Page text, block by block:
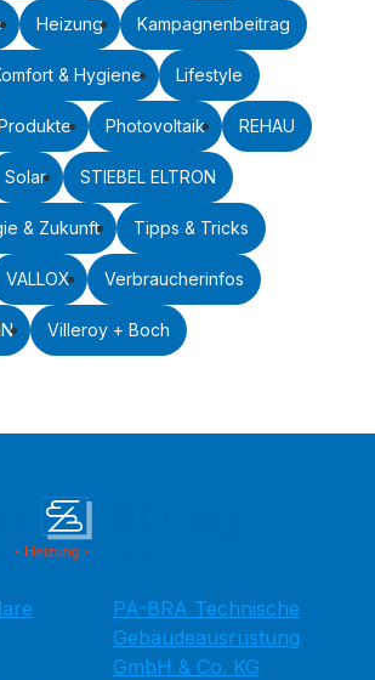
Heizung Kampagnenbeitrag
& Hygiene Lifestyle
Photovoltaik REHAU
Solar STIEBEL ELTRON
& Zukunft Tipps & Tricks
VALLOX Verbraucherinfos
Villeroy + Boch
PA-BRA Technische
Gebäudeausrüstung
GmbH & Co. KG